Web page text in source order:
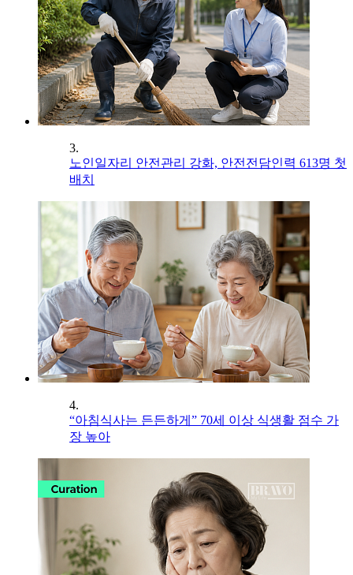
3.
노인일자리 안전관리 강화, 안전전담인력 613명 첫
배치
4.
“아침식사는 든든하게” 70세 이상 식생활 점수 가
장 높아